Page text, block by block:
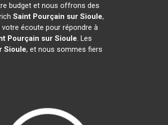
budget et nous offrons des
Saint Pourçain sur Sioule,
écoute pour répondre à
Pourçain sur Sioule. Les
Sioule, et nous sommes fiers